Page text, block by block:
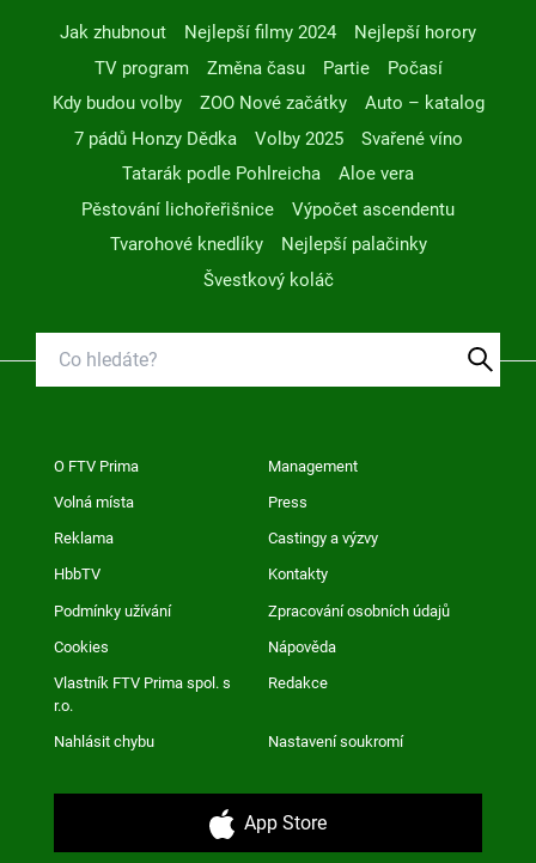
Jak zhubnout Nejlepší filmy 2024
Nejlepší horory
TV program
Změna času Partie
Počasí
Kdy budou volby
ZOO Nové začátky
Auto – katalog
7 pádů Honzy Dědka
Volby 2025
Svařené víno
Tatarák podle Pohlreicha
Aloe vera
Pěstování lichořeřišnice
Výpočet ascendentu
Tvarohové knedlíky
Nejlepší palačinky
Švestkový koláč
O FTV Prima Management
Volná místa Press
Reklama Castingy a výzvy
HbbTV Kontakty
Podmínky užívání Zpracování osobních údajů
Cookies Nápověda
Vlastník FTV Prima spol. s
r.o.
Redakce
Nahlásit chybu Nastavení soukromí
App Store